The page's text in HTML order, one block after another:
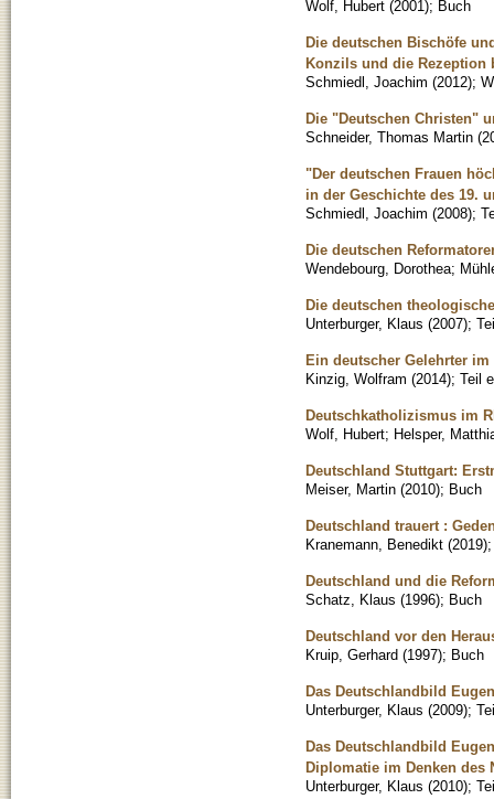
Wolf, Hubert (2001); Buch
Die deutschen Bischöfe
Konzils und die Rezeption
Schmiedl, Joachim (2012);
Die "Deutschen Christen"
Schneider, Thomas Martin (
"Der deutschen Frauen
in der Geschichte des 19.
Schmiedl, Joachim (2008);
Die deutschen
Wendebourg, Dorothea;
Die deutschen
Unterburger, Klaus (2007);
Ein deutscher Gelehrter im
Kinzig, Wolfram (2014); Teil
Deutschkatholizismus im
Wolf, Hubert; Helsper,
Deutschland Stuttgart:
Meiser, Martin (2010); Buch
Deutschland trauert :
Kranemann, Benedikt (2019)
Deutschland und die
Schatz, Klaus (1996); Buch
Deutschland vor den
Kruip, Gerhard (1997); Buch
Das Deutschlandbild
Unterburger, Klaus (2009);
Das Deutschlandbild
Diplomatie im Denken des
Unterburger, Klaus (2010);